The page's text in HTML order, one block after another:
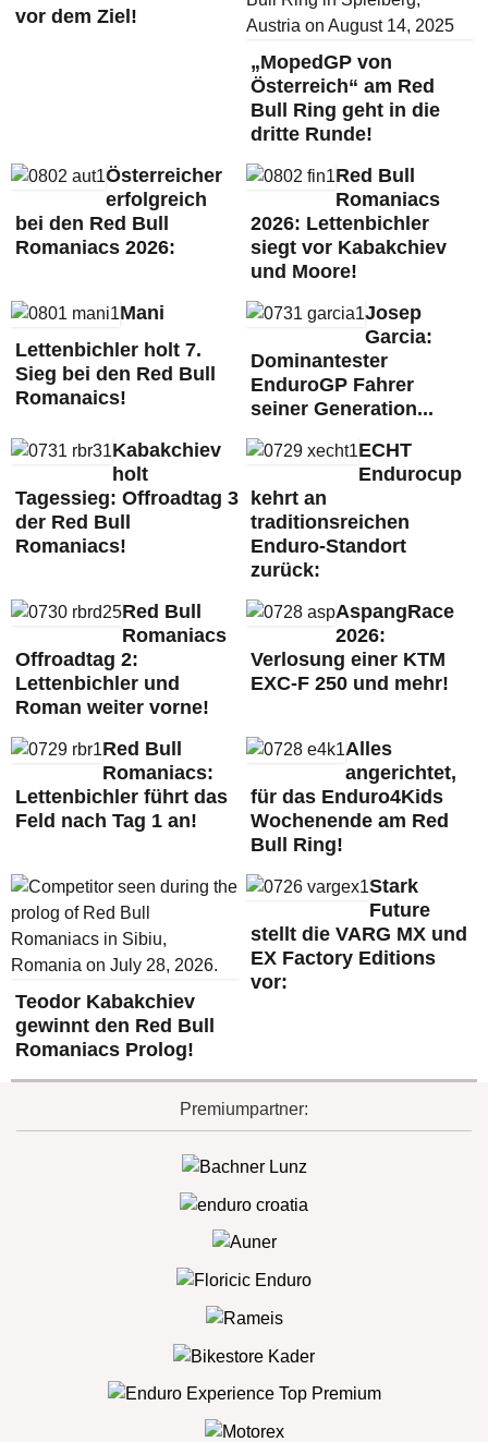
vor dem Ziel!
„MopedGP von
Österreich“ am Red
Bull Ring geht in die
dritte Runde!
Österreicher
erfolgreich
bei den Red Bull
Romaniacs 2026:
Red Bull
Romaniacs
2026: Lettenbichler
siegt vor Kabakchiev
und Moore!
Mani
Lettenbichler holt 7.
Sieg bei den Red Bull
Romanaics!
Josep
Garcia:
Dominantester
EnduroGP Fahrer
seiner Generation...
Kabakchiev
holt
Tagessieg: Offroadtag 3
der Red Bull
Romaniacs!
ECHT
Endurocup
kehrt an
traditionsreichen
Enduro-Standort
zurück:
Red Bull
Romaniacs
Offroadtag 2:
Lettenbichler und
Roman weiter vorne!
AspangRace
2026:
Verlosung einer KTM
EXC-F 250 und mehr!
Red Bull
Romaniacs:
Lettenbichler führt das
Feld nach Tag 1 an!
Alles
angerichtet,
für das Enduro4Kids
Wochenende am Red
Bull Ring!
Teodor Kabakchiev
gewinnt den Red Bull
Romaniacs Prolog!
Stark
Future
stellt die VARG MX und
EX Factory Editions
vor:
Premiumpartner: